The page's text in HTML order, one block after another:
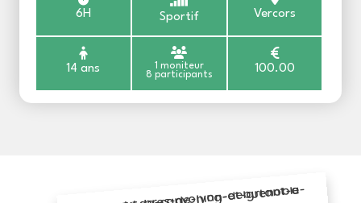
6H Sportif Vercors
14 ans
1 moniteur
8 participants
100.00